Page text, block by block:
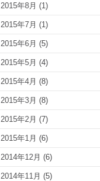
2015年8月 (1)
2015年7月 (1)
2015年6月 (5)
2015年5月 (4)
2015年4月 (8)
2015年3月 (8)
2015年2月 (7)
2015年1月 (6)
2014年12月 (6)
2014年11月 (5)